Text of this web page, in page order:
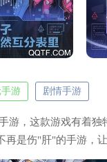
游 剧情手游
游，这款游戏有着独
是伤"肝"的手游，